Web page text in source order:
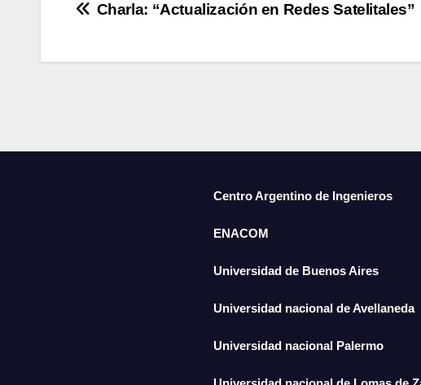
Charla: “Actualización en Redes Satelitales”
Centro Argentino de Ingenieros
ENACOM
Universidad de Buenos Aires
Universidad nacional de Avellaneda
Universidad nacional Palermo